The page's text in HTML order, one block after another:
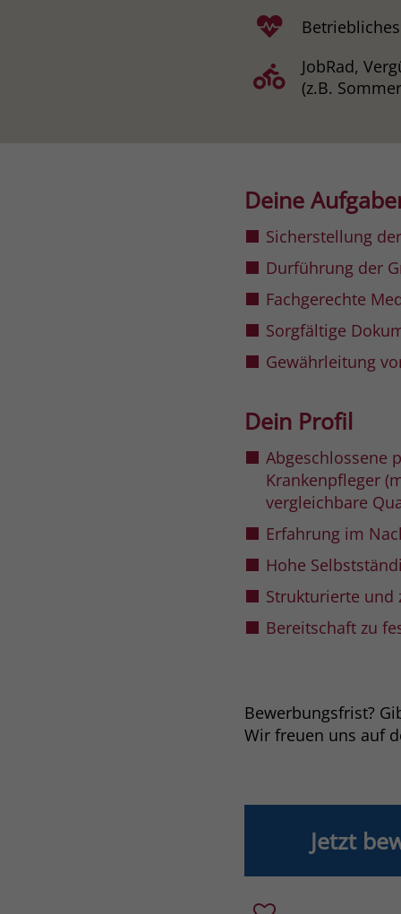
JobRad,
(z.B.
Deine
Sicherstellung
Durführung der
Fachgerechte
Sorgfältige
Gewährleitung
Dein Profil
Abgeschlossene
Krankenpfleger
vergleichbare
Erfahrung im
Hohe
Strukturierte und
Bereitschaft zu
Bewerbungsfrist?
Wir freuen uns auf
Jetzt